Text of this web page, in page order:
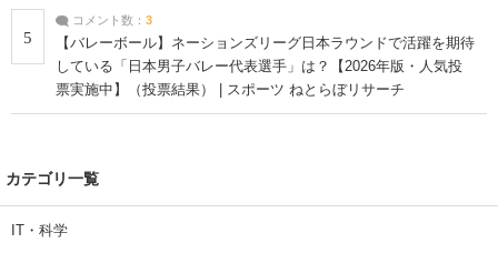
5
コメント数： 3
【バレーボール】ネーションズリーグ日本ラウンドで活躍を期待
している「日本男子バレー代表選手」は？【2026年版・人気投
票実施中】（投票結果） | スポーツ ねとらぼリサーチ
カテゴリ一覧
IT・科学